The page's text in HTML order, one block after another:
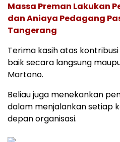
Massa Preman Lakukan
dan Aniaya Pedagang
Tangerang
Terima kasih atas
baik secara langsung
Martono.
Beliau juga menekankan
dalam menjalankan setiap
depan organisasi.